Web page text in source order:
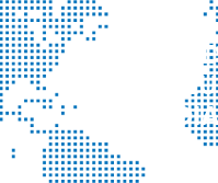
TARDE DE
CON EL
Y